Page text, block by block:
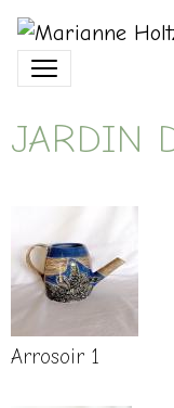
JARDIN
Arrosoir 1